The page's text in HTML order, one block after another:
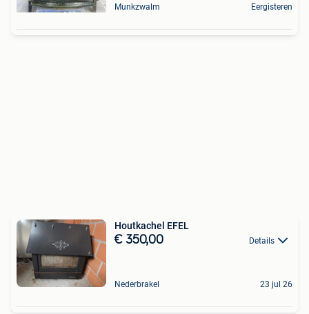
Munkzwalm Eergisteren
Houtkachel EFEL
€ 350,00 Details
Nederbrakel 23 jul 26